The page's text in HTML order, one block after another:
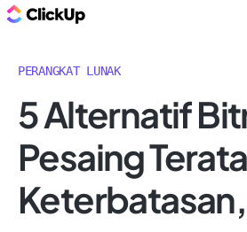
PERANGKAT LUNAK
5 Alternatif
Pesaing